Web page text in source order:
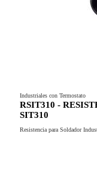
Industriales con Termostato
RSIT310 -
SIT310
Resistencia para Soldador